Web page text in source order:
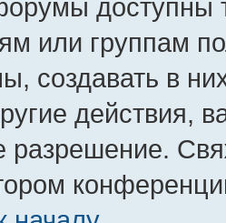
доступны
или группам
создавать в
действия,
разрешение.